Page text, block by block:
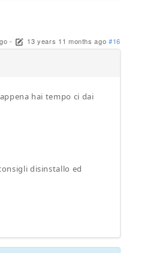
- 13 years 11 months ago #16
hai tempo ci dai
disinstallo ed